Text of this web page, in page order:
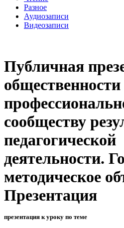
Разное
Аудиозаписи
Видеозаписи
Публичная
сообществу
педагогической
деятельности.
методическое
Презентация
презентация к уроку по теме